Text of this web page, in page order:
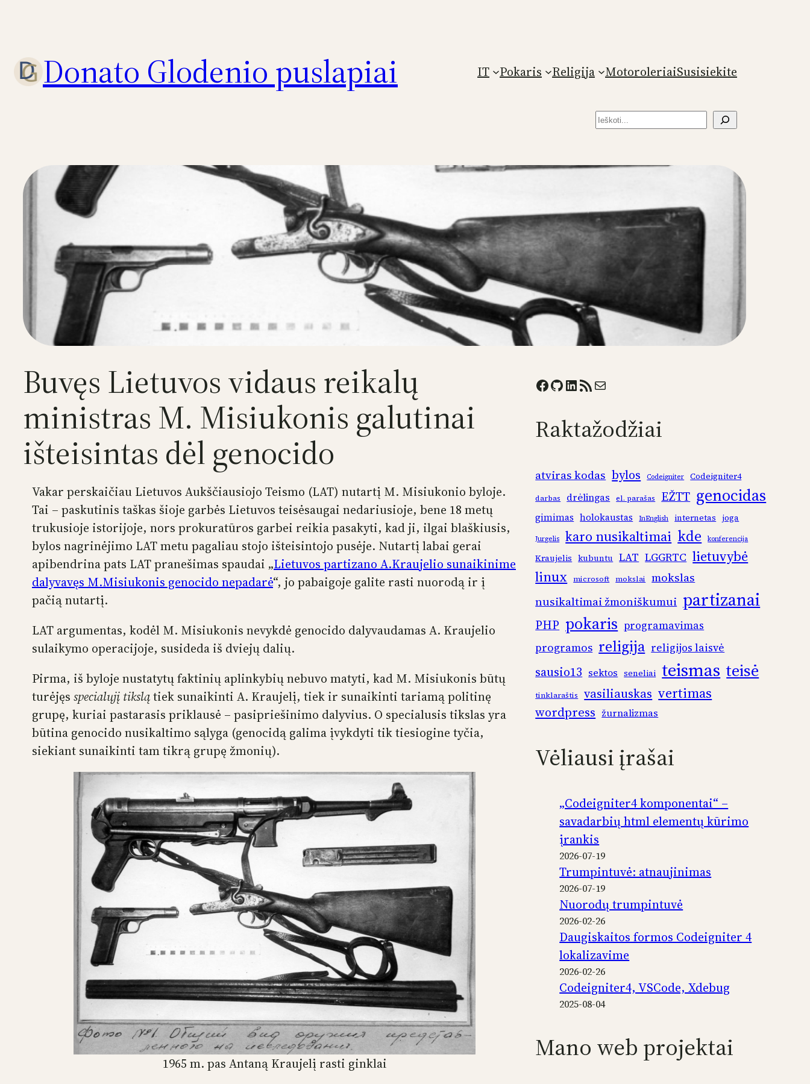
Donato Glodenio puslapiai IT Pokaris Religija MotoroleriaiSusisiekite
Paieška
Buvęs Lietuvos vidaus reikalų
ministras M. Misiukonis galutinai
išteisintas dėl genocido
Vakar perskaičiau Lietuvos Aukščiausiojo Teismo (LAT) nutartį M. Misiukonio byloje.
Tai – paskutinis taškas šioje garbės Lietuvos teisėsaugai nedariusioje, bene 18 metų
trukusioje istorijoje, nors prokuratūros garbei reikia pasakyti, kad ji, ilgai blaškiusis,
bylos nagrinėjimo LAT metu pagaliau stojo išteisintojo pusėje. Nutartį labai gerai
apibendrina pats LAT pranešimas spaudai „Lietuvos partizano A.Kraujelio sunaikinime
dalyvavęs M.Misiukonis genocido nepadarė“, jo pabaigoje galite rasti nuorodą ir į
pačią nutartį.
LAT argumentas, kodėl M. Misiukonis nevykdė genocido dalyvaudamas A. Kraujelio
sulaikymo operacijoje, susideda iš dviejų dalių.
Pirma, iš byloje nustatytų faktinių aplinkybių nebuvo matyti, kad M. Misiukonis būtų
turėjęs specialųjį tikslątiek sunaikinti A. Kraujelį, tiek ir sunaikinti tariamą politinę
grupę, kuriai pastarasis priklausė – pasipriešinimo dalyvius. O specialusis tikslas yra
būtina genocido nusikaltimo sąlyga (genocidą galima įvykdyti tik tiesiogine tyčia,
siekiant sunaikinti tam tikrą grupę žmonių).
1965 m. pas Antaną Kraujelį rasti ginklai
Facebook GitHub LinkedIn RSS Feed Mail
Raktažodžiai
atviras kodas bylos Codeigniter Codeigniter4
darbas drėlingas el. parašas EŽTT genocidas
gimimas holokaustas InEnglish internetas joga
Jurgelis karo nusikaltimai kde konferencija
Kraujelis kubuntu LAT LGGRTC lietuvybė
linux microsoft mokslai
mokslas
nusikaltimai žmoniškumui partizanai
PHP pokaris programavimas
programos religija religijos laisvė
sausio13 sektos seneliai teismas teisė
tinklaraštis vasiliauskas vertimas
wordpress žurnalizmas
Vėliausi įrašai
„Codeigniter4 komponentai“ –
savadarbių html elementų kūrimo
įrankis
2026-07-19
Trumpintuvė: atnaujinimas
2026-07-19
Nuorodų trumpintuvė
2026-02-26
Daugiskaitos formos Codeigniter 4
lokalizavime
2026-02-26
Codeigniter4, VSCode, Xdebug
2025-08-04
Mano web projektai